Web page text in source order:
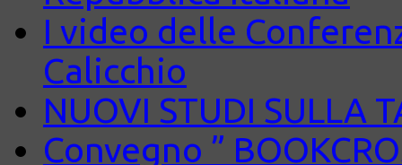
I video delle
Calicchio
NUOVI STUDI SULLA
Convegno ”